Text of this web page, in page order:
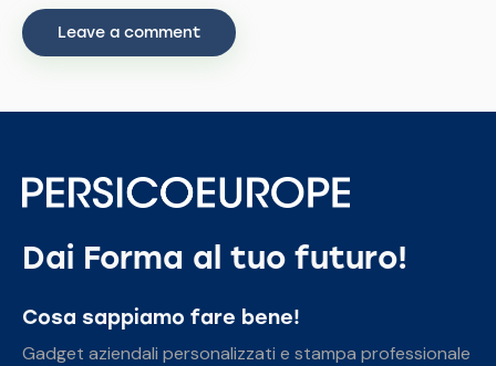
Dai Forma al tuo futuro!
Cosa sappiamo fare bene!
Gadget aziendali personalizzati e stampa professionale